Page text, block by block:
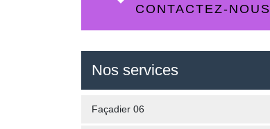
CONTACTEZ-NOUS
Nos services
Façadier 06